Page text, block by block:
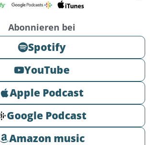
Abonnieren bei
Spotify
YouTube
Apple Podcast
Google Podcast
Amazon music